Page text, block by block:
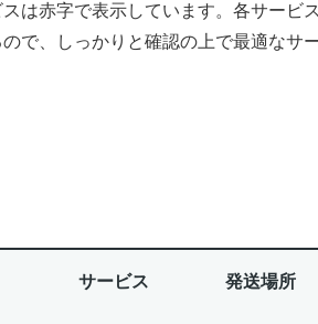
は赤字で表示しています。各サービ
で、しっかりと確認の上で最適なサ
サービス 発送場所